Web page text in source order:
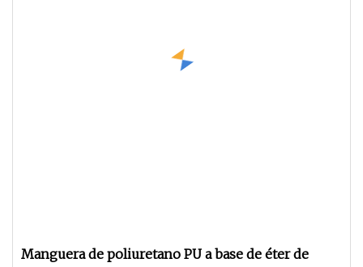
Manguera de poliuretano PU a base de éter de